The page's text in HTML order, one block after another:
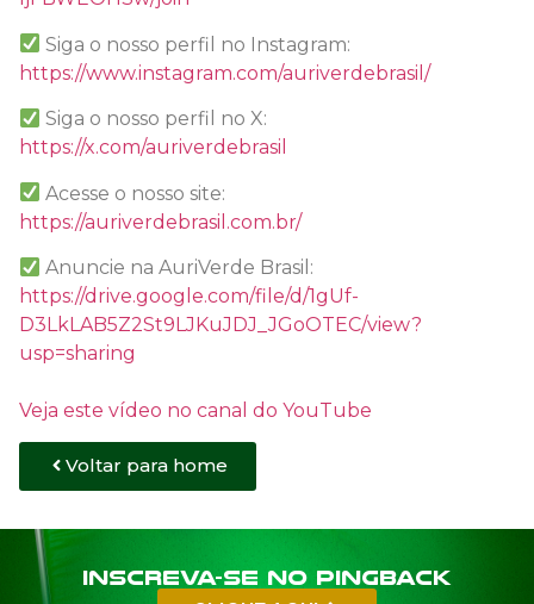
Siga o nosso perfil no Instagram:
https://www.instagram.com/auriverdebrasil/
Siga o nosso perfil no X:
https://x.com/auriverdebrasil
Acesse o nosso site:
https://auriverdebrasil.com.br/
Anuncie na AuriVerde Brasil:
https://drive.google.com/file/d/1gUf-
D3LkLAB5Z2St9LJKuJDJ_JGoOTEC/view?
usp=sharing
Veja este vídeo no canal do YouTube
Voltar para home
Inscreva-se no PINGBACK